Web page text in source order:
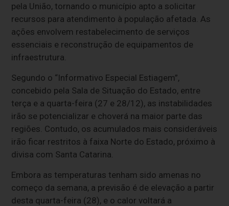
pela União, tornando o município apto a solicitar
recursos para atendimento à população afetada. As
ações envolvem restabelecimento de serviços
essenciais e reconstrução de equipamentos de
infraestrutura.
Segundo o “Informativo Especial Estiagem”,
concebido pela Sala de Situação do Estado, entre
terça e a quarta-feira (27 e 28/12), as instabilidades
irão se potencializar e choverá na maior parte das
regiões. Contudo, os acumulados mais consideráveis
irão ficar restritos à faixa Norte do Estado, próximo à
divisa com Santa Catarina.
Embora as temperaturas tenham sido amenas no
começo da semana, a previsão é de elevação a partir
desta quarta-feira (28), e o calor voltará a